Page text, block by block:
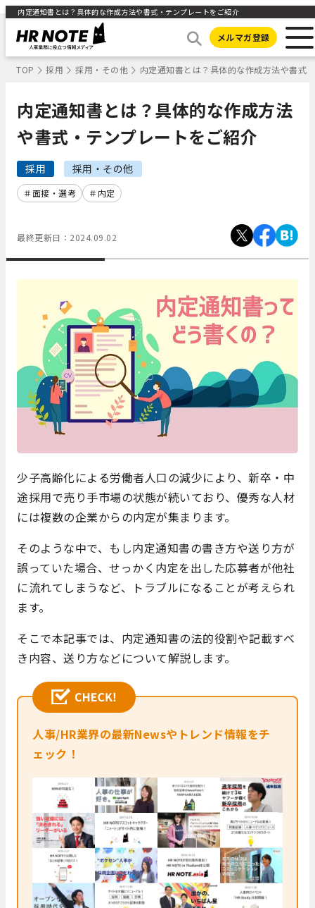
内定通知書とは？具体的な作成方法や書式・テンプレートをご紹介
メルマガ登録
TOP 採用 採用・その他 内定通知書とは？具体的な作成方法や書式
内定通知書とは？具体的な作成方法
や書式・テンプレートをご紹介
採用 採用・その他
面接・選考 内定
最終更新日： 2024.09.02
少子高齢化による労働者人口の減少により、新卒・中
途採用で売り手市場の状態が続いており、優秀な人材
には複数の企業からの内定が集まります。
そのような中で、もし内定通知書の書き方や送り方が
誤っていた場合、せっかく内定を出した応募者が他社
に流れてしまうなど、トラブルになることが考えられ
ます。
そこで本記事では、内定通知書の法的役割や記載すべ
き内容、送り方などについて解説します。
人事/HR業界の最新Newsやトレンド情報をチ
ェック！